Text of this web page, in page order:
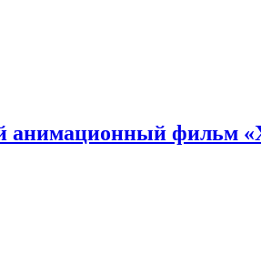
анимационный фильм